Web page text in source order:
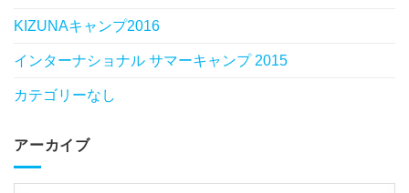
KIZUNAキャンプ2016
インターナショナル サマーキャンプ 2015
カテゴリーなし
アーカイブ